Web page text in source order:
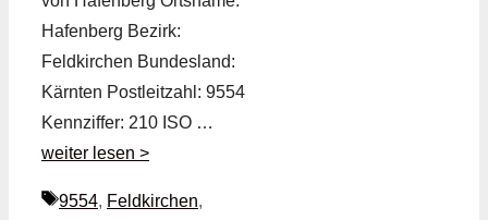
Hafenberg Bezirk:
Feldkirchen Bundesland:
Kärnten Postleitzahl: 9554
Kennziffer: 210 ISO …
weiter lesen >
Schlagwörter
9554, Feldkirchen,